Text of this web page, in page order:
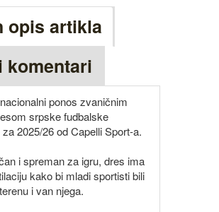
opis artikla
komentari
ponos zvaničnim
srpske fudbalske
2025/26 od Capelli Sport-a.
i spreman za igru, dres ima
kako bi mladi sportisti bili
i van njega.